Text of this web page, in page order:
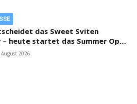
das Sweet Sviten
– heute startet das Summer Open
2026